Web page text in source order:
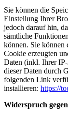
Sie können die
Einstellung Ihrer
jedoch darauf hin,
sämtliche
können. Sie können
Cookie erzeugten
Daten (inkl. Ihrer
dieser Daten durch
folgenden Link
installieren: https://
Widerspruch